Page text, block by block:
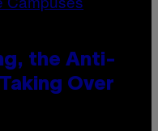
the Anti-
Over